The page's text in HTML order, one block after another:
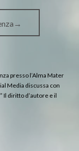
presso l’Alma Mater
Media discussa con
Il diritto d’autore e il